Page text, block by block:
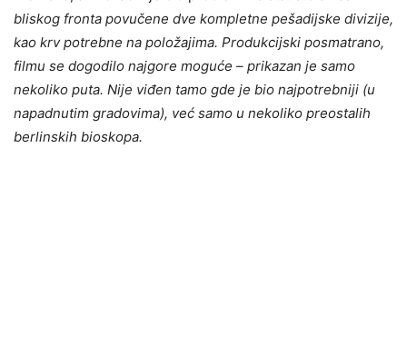
bliskog fronta povučene dve kompletne pešadijske divizije,
kao krv potrebne na položajima. Produkcijski posmatrano,
filmu se dogodilo najgore moguće – prikazan je samo
nekoliko puta. Nije viđen tamo gde je bio najpotrebniji (u
napadnutim gradovima), već samo u nekoliko preostalih
berlinskih bioskopa.